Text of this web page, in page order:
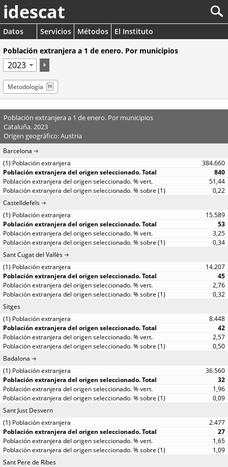
idescat
Datos Servicios Métodos
El Instituto
Población extranjera a 1 de enero. Por municipios
Metodología
Población extranjera a 1 de enero. Por municipios
Cataluña. 2023
Origen geográfico: Austria
Barcelona
384.660
840
51,44
0,22
Castelldefels
15.589
53
3,25
0,34
Sant Cugat del Vallès
14.207
45
2,76
0,32
Sitges
8.448
42
2,57
0,50
Badalona
36.560
32
1,96
0,09
Sant Just Desvern
2.477
27
1,65
1,09
Sant Pere de Ribes